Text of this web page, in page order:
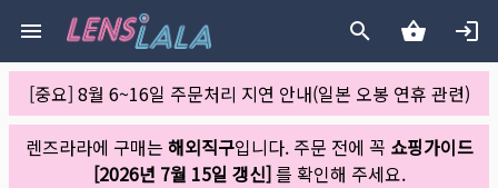
[중요] 8월 6~16일 주문처리 지연 안내(일본 오봉 연휴 관련)
렌즈라라에 구매는 해외직구입니다. 주문 전에 꼭 쇼핑가이드
[2026년 7월 15일 갱신]를 확인해 주세요.